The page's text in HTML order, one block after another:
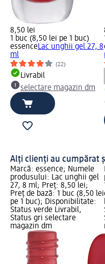
8,50 lei
1 buc (8,50 lei pe 1 buc)
essenceLac unghii gel 27, 8
ml
(22)
Livrabil
selectare magazin dm
Alți clienți au cumpărat
Marcă: essence; Numele
produsului: Lac unghii gel
27, 8 ml; Preț: 8,50 lei;
Preț de bază: 1 buc (8,50 lei
pe 1 buc); Disponibilitate:
Status verde Livrabil,
Status gri selectare
magazin dm